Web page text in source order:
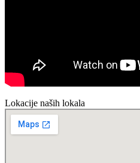
Lokacije naših lokala